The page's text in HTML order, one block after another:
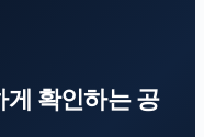
게 확인하는 공